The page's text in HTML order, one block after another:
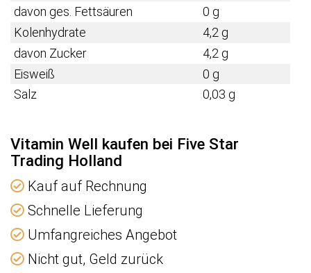
davon ges. Fettsäuren
0 g
Kolenhydrate
4,2 g
davon Zucker
4,2 g
Eisweiß
0 g
Salz
0,03 g
Vitamin Well kaufen bei Five Star
Trading Holland
Kauf auf Rechnung
Schnelle Lieferung
Umfangreiches Angebot
Nicht gut, Geld zurück